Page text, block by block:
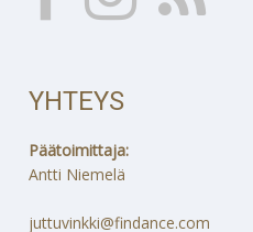
YHTEYS
Päätoimittaja:
Antti Niemelä
juttuvinkki@findance.com